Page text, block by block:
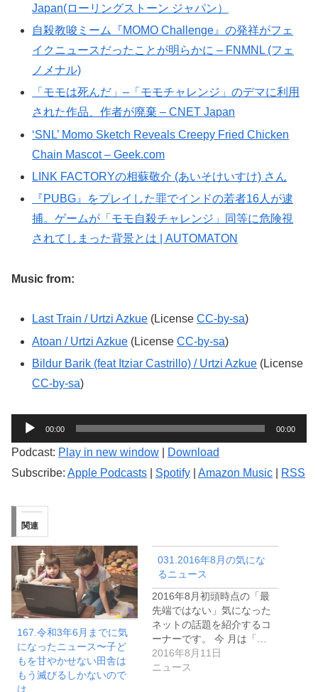
Japan(ローリングストーン ジャパン）
自殺教唆ミーム『MOMO Challenge』の発祥がフェ
イクニュースだったことが明らかに – FNMNL (フェ
ノメナル)
「モモは死んだ」–「モモチャレンジ」のデマに利用
された作品、作者が廃棄 – CNET Japan
‘SNL’ Momo Sketch Reveals Creepy Fried Chicken
Chain Mascot – Geek.com
LINK FACTORYの相蘇敬介 (あいそけいすけ) さん
『PUBG』をプレイした罪でインドの若者16人が逮
捕。ゲームが「モモ自殺チャレンジ」同等に危険視
されてしまった背景とは | AUTOMATON
Music from:
Last Train / Urtzi Azkue (LicenseCC-by-sa)
Atoan / Urtzi Azkue (LicenseCC-by-sa)
Bildur Barik (feat Itziar Castrillo) / Urtzi Azkue (License
CC-by-sa)
声
ヤ
00:00 00:00
Podcast: Play in new window
Download
Subscribe: Apple Podcasts Spotify Amazon Music RSS
関連
167.令和3年6月までに気
になったニュース〜子ど
もを甘やかせない田舎は
もう滅びるしかないので
は
031.2016年8月の気にな
るニュース
2016年8月初頭時点の「最
先端ではない」気になった
ネットの話題を紹介するコ
ーナーです。 今 月は「…
2016年8月11日
ニュース